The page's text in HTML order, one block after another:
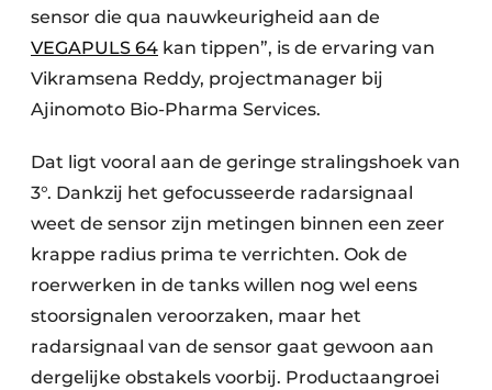
sensor die qua nauwkeurigheid aan de
VEGAPULS 64 kan tippen”, is de ervaring van
Vikramsena Reddy, projectmanager bij
Ajinomoto Bio-Pharma Services.
Dat ligt vooral aan de geringe stralingshoek van
3°. Dankzij het gefocusseerde radarsignaal
weet de sensor zijn metingen binnen een zeer
krappe radius prima te verrichten. Ook de
roerwerken in de tanks willen nog wel eens
stoorsignalen veroorzaken, maar het
radarsignaal van de sensor gaat gewoon aan
dergelijke obstakels voorbij. Productaangroei